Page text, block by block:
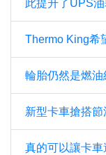
此提升了UPS
Thermo King希
輪胎仍然是燃
新型卡車搶搭
真的可以讓卡